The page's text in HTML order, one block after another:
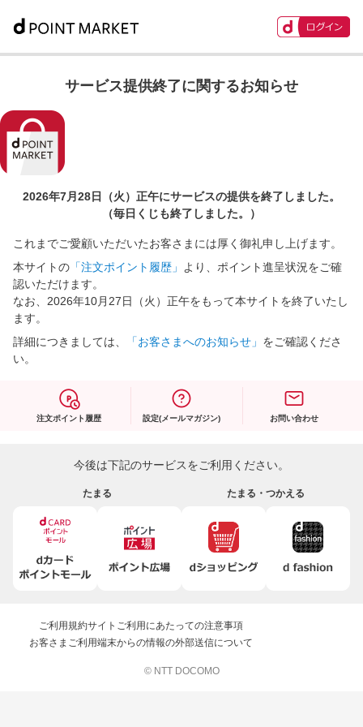
サービス提供終了に関するお知らせ
2026年7月28日（火）正午にサービスの提供を終了しました。
（毎日くじも終了しました。）
これまでご愛顧いただいたお客さまには厚く御礼申し上げます。
本サイトの 「注文ポイント履歴」
より、ポイント進呈状況をご確
認いただけます。
なお、2026年10月27日（火）正午をもって本サイトを終了いたし
ます。
詳細につきましては、
「お客さまへのお知らせ」 をご確認くださ
い。
注文ポイント履歴 設定(メールマガジン) お問い合わせ
今後は下記のサービスをご利用ください。
たまる たまる・つかえる
ご利用規約サイトご利用にあたっての注意事項
お客さまご利用端末からの情報の外部送信について
© NTT DOCOMO